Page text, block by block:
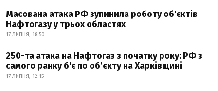
Масована атака РФ зупинила роботу об'єктів
Нафтогазу у трьох областях
17 ЛИПНЯ, 18:50
250-та атака на Нафтогаз з початку року: РФ з
самого ранку б'є по об’єкту на Харківщині
17 ЛИПНЯ, 12:15